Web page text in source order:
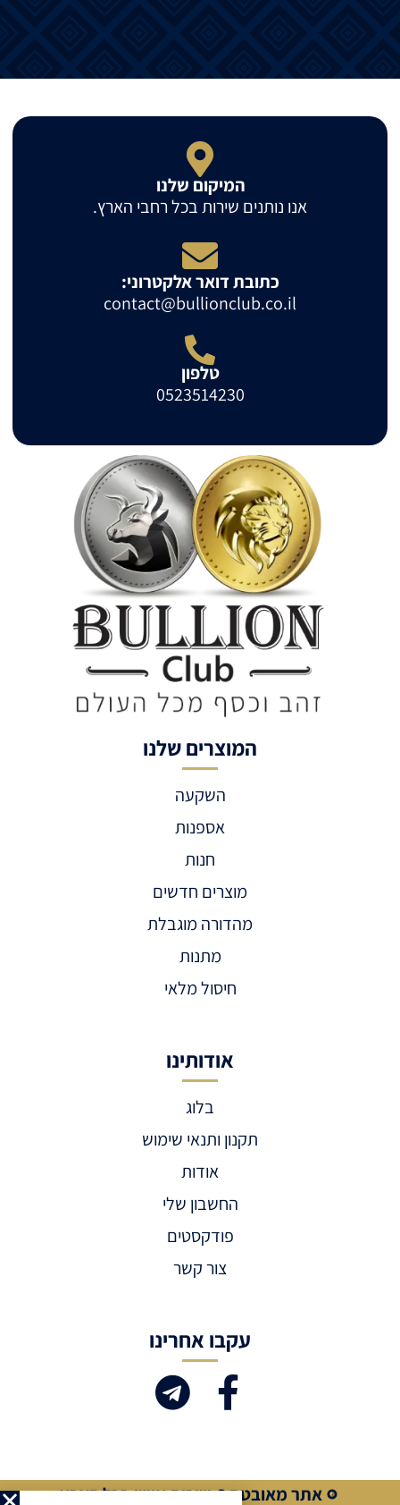
המיקום שלנו
אנו נותנים שירות בכל רחבי הארץ.
כתובת דואר אלקטרוני:
contact@bullionclub.co.il
טלפון
0523514230
המוצרים שלנו
השקעה
אספנות
חנות
מוצרים חדשים
מהדורה מוגבלת
מתנות
חיסול מלאי
אודותינו
בלוג
תקנון ותנאי שימוש
אודות
החשבון שלי
פודקסטים
צור קשר
עקבו אחרינו
אתר מאובטח
שירות אישי בכל הארץ